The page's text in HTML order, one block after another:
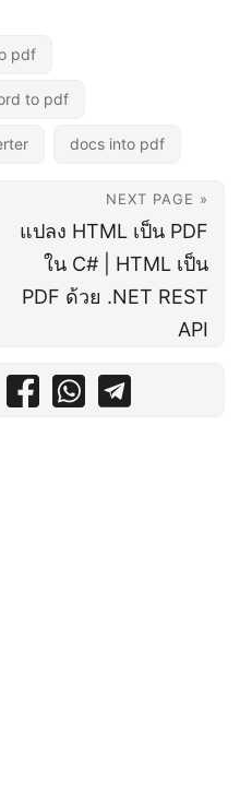
pdf
to pdf
docs into pdf
NEXT PAGE »
แปลง HTML เป็น PDF
ใน C# | HTML เป็น
PDF ด้วย .NET REST
API